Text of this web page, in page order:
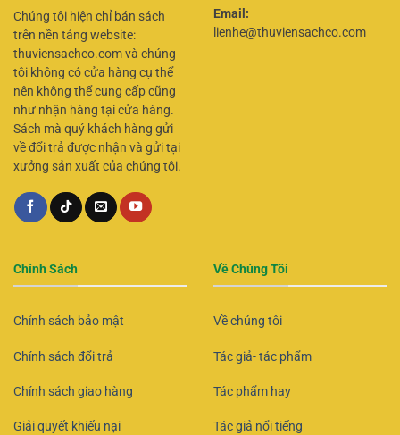
Chúng tôi hiện chỉ bán sách
trên nền tảng website:
thuviensachco.com và chúng
tôi không có cửa hàng cụ thể
nên không thể cung cấp cũng
như nhận hàng tại cửa hàng.
Sách mà quý khách hàng gửi
về đổi trả được nhận và gửi tại
xưởng sản xuất của chúng tôi.
Email:
lienhe@thuviensachco.com
Chính Sách
Chính sách bảo mật
Chính sách đổi trả
Chính sách giao hàng
Giải quyết khiếu nại
Về Chúng Tôi
Về chúng tôi
Tác giả- tác phẩm
Tác phẩm hay
Tác giả nổi tiếng